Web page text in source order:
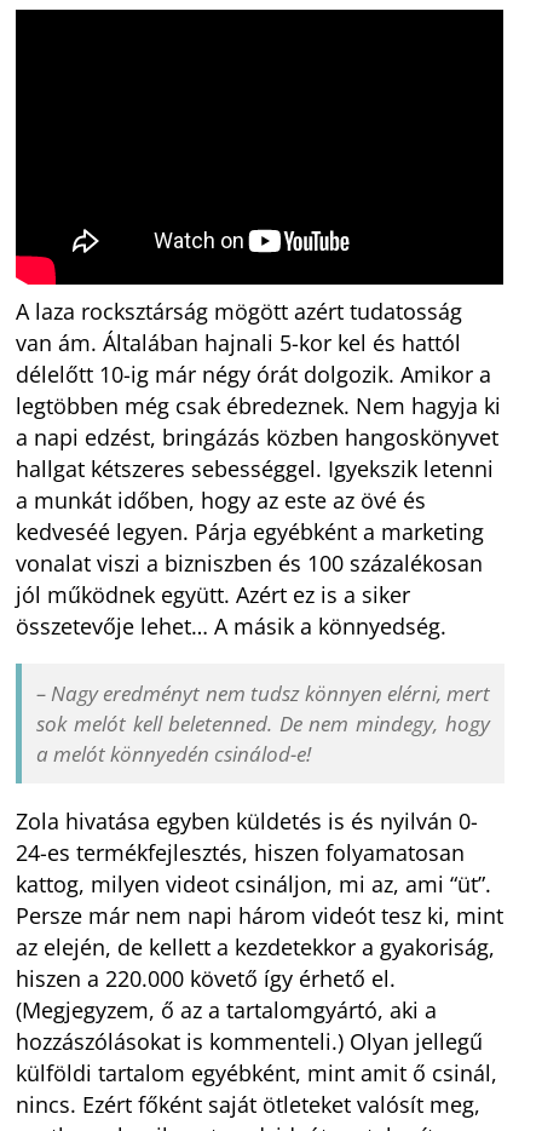
A laza rocksztárság mögött azért tudatosság
van ám. Általában hajnali 5-kor kel és hattól
délelőtt 10-ig már négy órát dolgozik. Amikor a
legtöbben még csak ébredeznek. Nem hagyja ki
a napi edzést, bringázás közben hangoskönyvet
hallgat kétszeres sebességgel. Igyekszik letenni
a munkát időben, hogy az este az övé és
kedveséé legyen. Párja egyébként a marketing
vonalat viszi a bizniszben és 100 százalékosan
jól működnek együtt. Azért ez is a siker
összetevője lehet… A másik a könnyedség.
–Nagy eredményt nem tudsz könnyen elérni, mert
sok melót kell beletenned. De nem mindegy, hogy
a melót könnyedén csinálod-e!
Zola hivatása egyben küldetés is és nyilván 0-
24-es termékfejlesztés, hiszen folyamatosan
kattog, milyen videot csináljon, mi az, ami “üt”.
Persze már nem napi három videót tesz ki, mint
az elején, de kellett a kezdetekkor a gyakoriság,
hiszen a 220.000 követő így érhető el.
(Megjegyzem, ő az a tartalomgyártó, aki a
hozzászólásokat is kommenteli.) Olyan jellegű
külföldi tartalom egyébként, mint amit ő csinál,
nincs. Ezért főként saját ötleteket valósít meg,